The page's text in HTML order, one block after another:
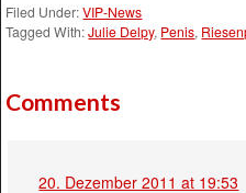
Filed Under:VIP-News
Tagged With:Julie Delpy, Penis,
Comments
20. Dezember 2011 at 19:53